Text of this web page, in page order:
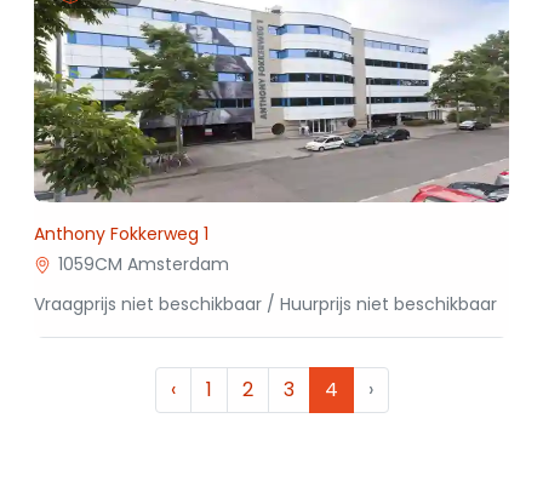
Anthony Fokkerweg 1
1059CM Amsterdam
Vraagprijs niet beschikbaar / Huurprijs niet beschikbaar
‹ 1 2 3 4 ›